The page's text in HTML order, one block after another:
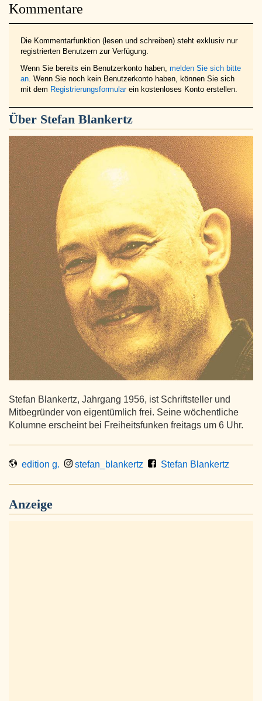
Kommentare
Die Kommentarfunktion (lesen und schreiben) steht exklusiv nur
registrierten Benutzern zur Verfügung.
Wenn Sie bereits ein Benutzerkonto haben, melden Sie sich bitte
an . Wenn Sie noch kein Benutzerkonto haben, können Sie sich
mit dem Registrierungsformularein kostenloses Konto erstellen.
Über Stefan Blankertz
Stefan Blankertz, Jahrgang 1956, ist Schriftsteller und
Mitbegründer von eigentümlich frei. Seine wöchentliche
Kolumne erscheint bei Freiheitsfunken freitags um 6 Uhr.
edition g. stefan_blankertz Stefan Blankertz
Anzeige